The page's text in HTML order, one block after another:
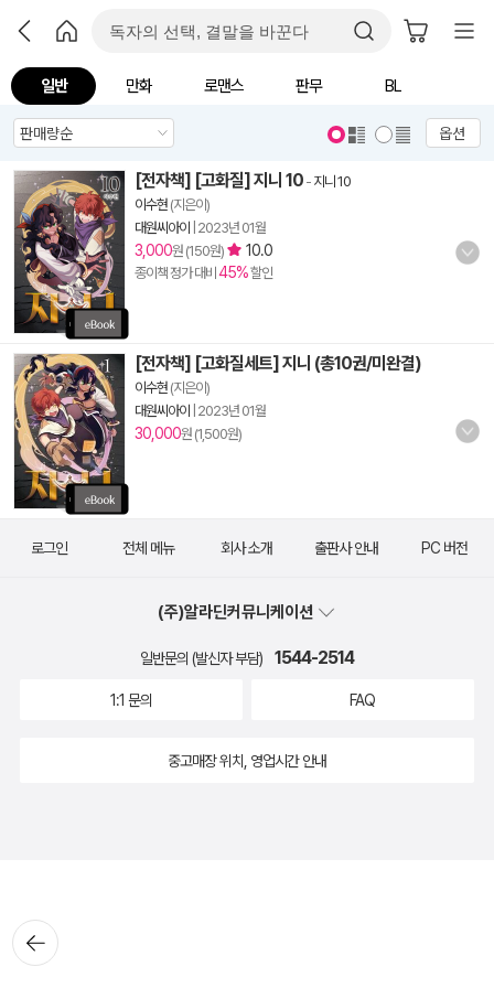
일반 만화 로맨스 판무 BL
옵션
[전자책] [고화질] 지니 10 - 지니 10
이수현 (지은이)
대원씨아이
2023년 01월
3,000원 (150원) 10.0
종이책 정가 대비 45%할인
[전자책] [고화질세트] 지니 (총10권/미완결)
이수현 (지은이)
대원씨아이
2023년 01월
30,000원 (1,500원)
뒤로가
기
로그인 전체 메뉴 회사 소개 출판사 안내 PC 버전
(주)알라딘커뮤니케이션
일반문의 (발신자 부담) 1544-2514
1:1 문의 FAQ
중고매장 위치, 영업시간 안내